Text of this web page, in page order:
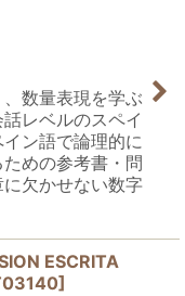
数量表現を学ぶ
レベルのスペイ
ン語で論理的に
めの参考書・問
欠かせない数字
ESCRITA
]